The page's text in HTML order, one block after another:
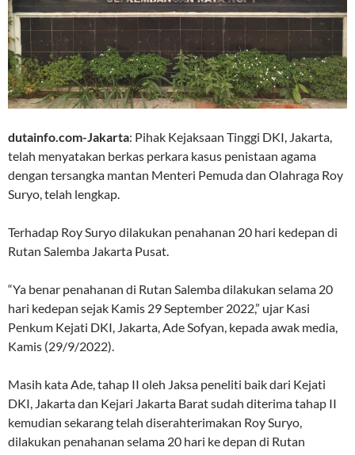
dutainfo.com-Jakarta: Pihak Kejaksaan Tinggi DKI, Jakarta,
telah menyatakan berkas perkara kasus penistaan agama
dengan tersangka mantan Menteri Pemuda dan Olahraga Roy
Suryo, telah lengkap.
Terhadap Roy Suryo dilakukan penahanan 20 hari kedepan di
Rutan Salemba Jakarta Pusat.
“Ya benar penahanan di Rutan Salemba dilakukan selama 20
hari kedepan sejak Kamis 29 September 2022,” ujar Kasi
Penkum Kejati DKI, Jakarta, Ade Sofyan, kepada awak media,
Kamis (29/9/2022).
Masih kata Ade, tahap II oleh Jaksa peneliti baik dari Kejati
DKI, Jakarta dan Kejari Jakarta Barat sudah diterima tahap II
kemudian sekarang telah diserahterimakan Roy Suryo,
dilakukan penahanan selama 20 hari ke depan di Rutan